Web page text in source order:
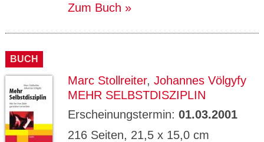
Zum Buch
BUCH
Marc Stollreiter, Johannes Völgyfy
MEHR SELBSTDISZIPLIN
Erscheinungstermin: 01.03.2001
216 Seiten, 21,5 x 15,0 cm